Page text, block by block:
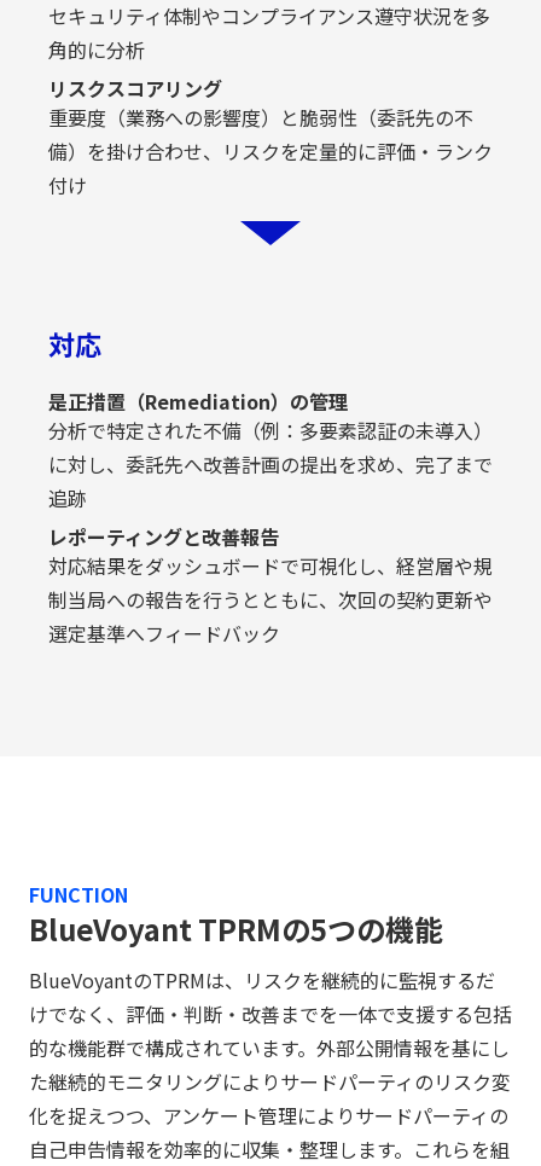
セキュリティ体制やコンプライアンス遵守状況を多
角的に分析
リスクスコアリング
重要度（業務への影響度）と脆弱性（委託先の不
備）を掛け合わせ、リスクを定量的に評価・ランク
付け
対応
是正措置（Remediation）の管理
分析で特定された不備（例：多要素認証の未導入）
に対し、委託先へ改善計画の提出を求め、完了まで
追跡
レポーティングと改善報告
対応結果をダッシュボードで可視化し、経営層や規
制当局への報告を行うとともに、次回の契約更新や
選定基準へフィードバック
FUNCTION
BlueVoyant TPRMの5つの機能
BlueVoyantのTPRMは、リスクを継続的に監視するだ
けでなく、評価・判断・改善までを一体で支援する包括
的な機能群で構成されています。外部公開情報を基にし
た継続的モニタリングによりサードパーティのリスク変
化を捉えつつ、アンケート管理によりサードパーティの
自己申告情報を効率的に収集・整理します。これらを組